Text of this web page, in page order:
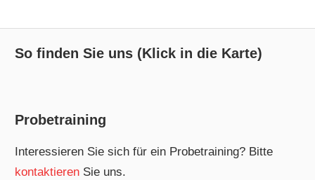
So finden Sie uns (Klick in die Karte)
Probetraining
Interessieren Sie sich für ein Probetraining? Bitte
kontaktieren Sie uns.